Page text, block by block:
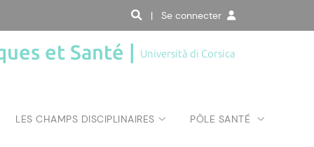
| Se connecter
et Santé | Università di Corsica
LES CHAMPS DISCIPLINAIRES PÔLE SANTÉ